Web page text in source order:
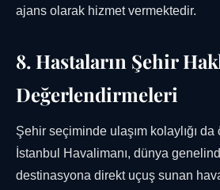
ajans olarak hizmet vermektedir.
8. Hastaların Şehir
Değerlendirmeleri
Şehir seçiminde ulaşım kolaylığı
İstanbul Havalimanı, dünya
destinasyona direkt uçuş sunan